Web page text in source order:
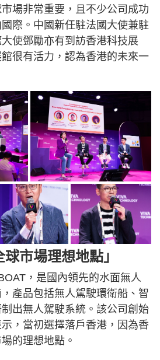
場非常重要，且不少公司成功
際。中國新任駐法國大使兼駐
使鄧勵亦有到訪香港科技展
很有活力，認為香港的未來一
球市場理想地點」
，是國內領先的水面無人
產品包括無人駕駛環衛船、智
出無人駕駛系統。該公司創始
，當初選擇落戶香港，因為香
的理想地點。